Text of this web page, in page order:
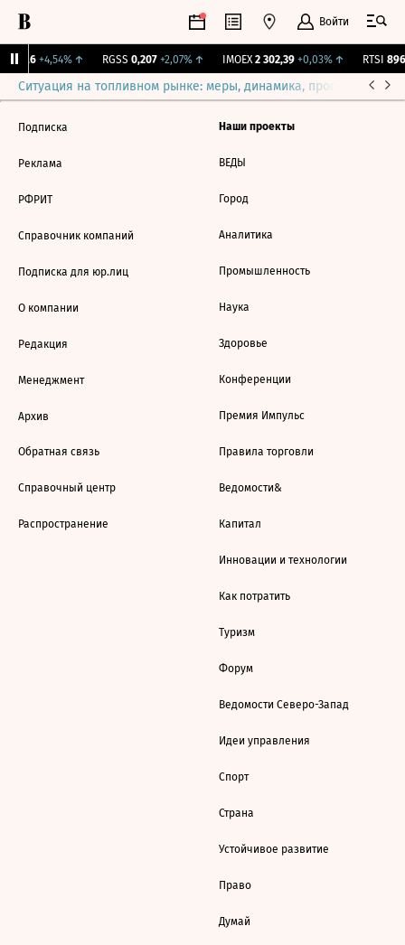
Войти
57,6 +4,54%↑ RGSS 0,207 +2,07%↑ IMOEX 2 302,39 +0,03%↑ RTSI
Ситуация на топливном рынке: меры, динамика, прогнозы
Подписка
Реклама
РФРИТ
Справочник компаний
Подписка для юр.лиц
О компании
Редакция
Менеджмент
Архив
Обратная связь
Справочный центр
Распространение
Наши проекты
ВЕДЫ
Город
Аналитика
Промышленность
Наука
Здоровье
Конференции
Премия Импульс
Правила торговли
Ведомости&
Капитал
Инновации и технологии
Как потратить
Туризм
Форум
Ведомости Северо-Запад
Идеи управления
Спорт
Страна
Устойчивое развитие
Право
Думай